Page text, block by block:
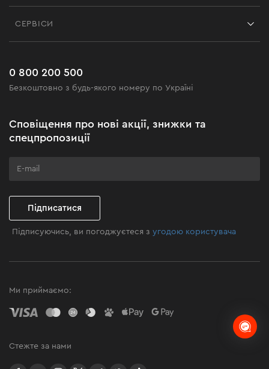
Чорна п'ятниця
Клуб майстерності
Поширені запитання
СЕРВІСИ
0 800 200 500
Безкоштовно з будь-якого номеру по Україні
Сповіщення про нові акції, знижки та
спецпропозиції
Підписатися
Підписуючись, ви погоджуєтеся зугодою користувача
Ми приймаємо:
Стежте за нами